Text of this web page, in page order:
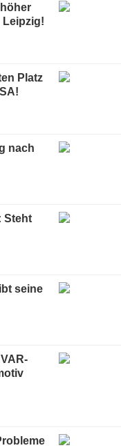
Leipzig!
Platz
nach
Steht
seine